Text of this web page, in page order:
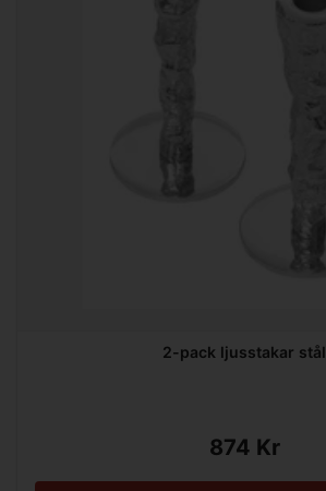
2-pack ljusstakar stål
874 Kr